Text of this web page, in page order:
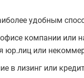
удобным
компании или
юр.лиц или
в лизинг или